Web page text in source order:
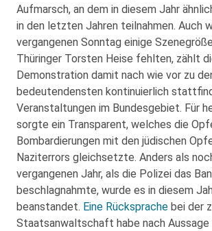
Aufmarsch, an dem in diesem Jahr
in den letzten Jahren teilnahmen. Auch
vergangenen Sonntag einige
Thüringer Torsten Heise fehlten, zählt
Demonstration damit nach wie vor zu
bedeutendensten kontinuierlich
Veranstaltungen im Bundesgebiet. Für
sorgte ein Transparent, welches die
Bombardierungen mit den jüdischen
Naziterrors gleichsetzte. Anders als
vergangenen Jahr, als die Polizei das
beschlagnahmte, wurde es in diesem
beanstandet. Eine Rücksprache bei der
Staatsanwaltschaft habe nach Aussage